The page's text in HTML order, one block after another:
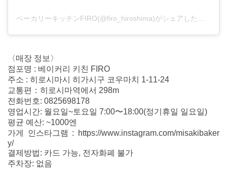
〈매장 정보〉
점포명 : 베이커리 키친 FIRO
주소 : 히로시마시 히가시구 코우마치 1-11-24
교통편：히로시마역에서 298m
전화번호: 0825698178
영업시간: 월요일~토요일 7:00〜18:00(정기휴일 일요일)
평균 예산: ~1000엔
가게 인스타그램 : https://www.instagram.com/misakibaker
y/
결제방법: 카드 가능, 전자화폐 불가
주차장: 없음